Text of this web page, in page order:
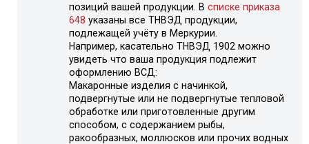
позиций вашей продукции. В списке приказа
648 указаны все ТНВЭД продукции,
подлежащей учёту в Меркурии.
Например, касательно ТНВЭД 1902 можно
увидеть что ваша продукция подлежит
оформлению ВСД:
Макаронные изделия с начинкой,
подвергнутые или не подвергнутые тепловой
обработке или приготовленные другим
способом, с содержанием рыбы,
ракообразных, моллюсков или прочих водных